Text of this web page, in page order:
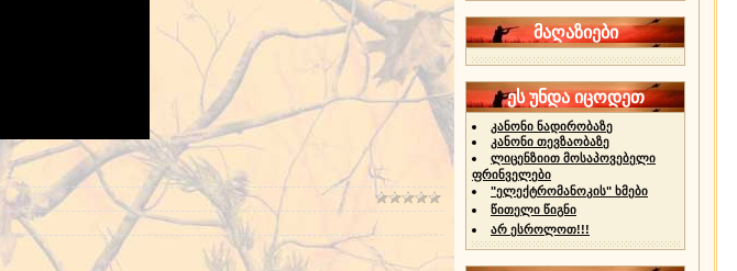
მაღაზიები
ეს უნდა იცოდეთ
კანონი ნადირობაზე
კანონი თევზაობაზე
ლიცენზიით მოსაპოვებელი
ფრინველები
"ელექტრომანოკის" ხმები
წითელი წიგნი
არ ესროლოთ!!!